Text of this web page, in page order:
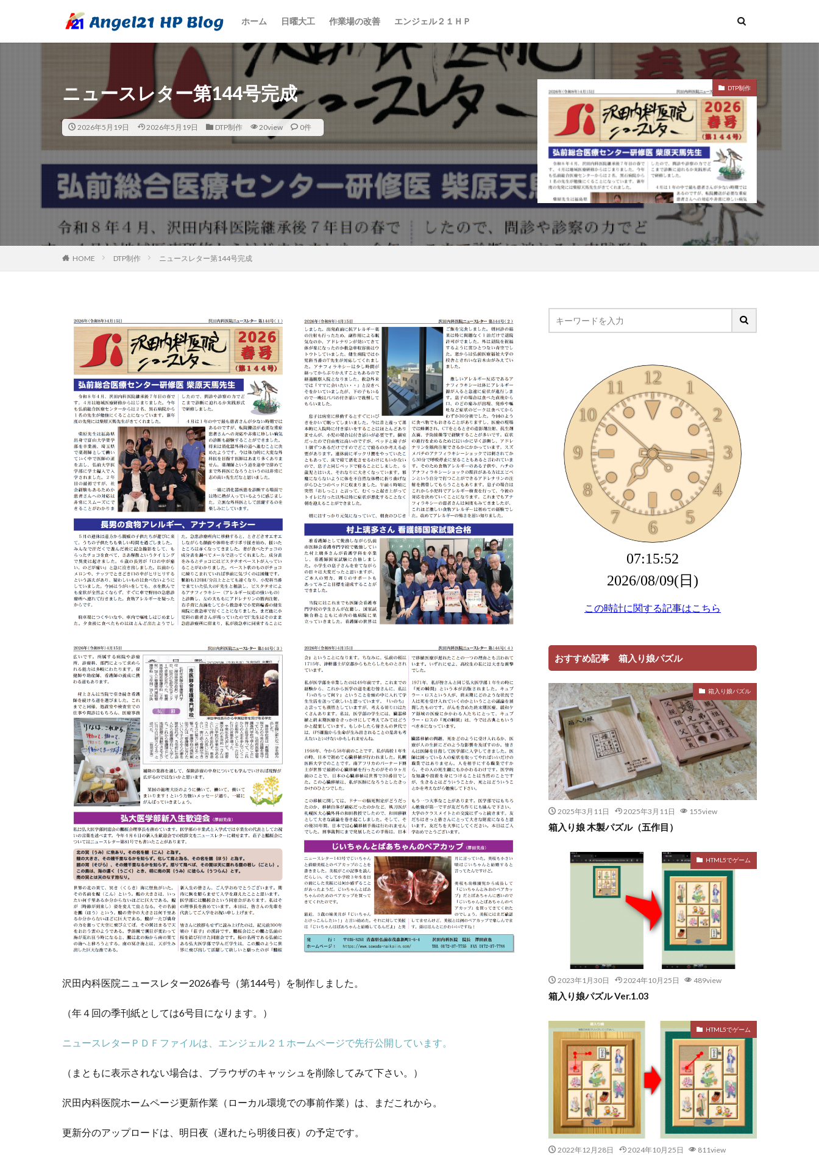
ホーム 日曜大工 作業場の改善 エンジェル２１ＨＰ
ニュースレター第144号完成
2026年5月19日 2026年5月19日 DTP制作 20view 0件
DTP制作
HOME DTP制作 ニュースレター第144号完成
沢田内科医院ニュースレター2026春号（第144号）を制作しました。
（年４回の季刊紙としては6号目になります。）
ニュースレターＰＤＦファイルは、エンジェル２１ホームページで先行公開しています。
（まともに表示されない場合は、ブラウザのキャッシュを削除してみて下さい。）
沢田内科医院ホームページ更新作業（ローカル環境での事前作業）は、まだこれから。
更新分のアップロードは、明日夜（遅れたら明後日夜）の予定です。
おすすめ記事 箱入り娘パズル
箱入り娘パズル
2025年3月11日 2025年3月11日 155view
箱入り娘 木製パズル（五作目）
HTML5でゲーム
2023年1月30日 2024年10月25日 489view
箱入り娘パズル Ver.1.03
HTML5でゲーム
2022年12月28日 2024年10月25日 811view